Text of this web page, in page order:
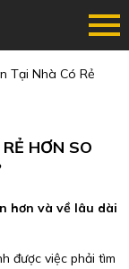
Tại Nhà Có Rẻ
HƠN SO
hơn và về lâu dài
được việc phải tìm